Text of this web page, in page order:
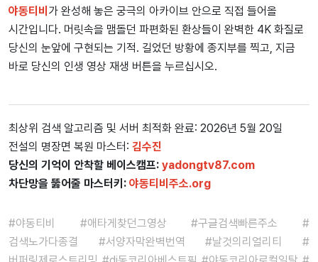
야동티비 가 완성해 놓은 궁극의 아카이브 안으로 직접 들어올
시간입니다. 머릿속을 맴돌던 파편화된 환상들이 완벽한 4K 화질로
당신의 눈앞에 구현되는 기적. 길었던 방황에 종지부를 찍고, 지금
바로 당신의 인생 영상 재생 버튼을 누르십시오.
최상위 검색 알고리즘 및 서버 최적화 완료: 2026년 5월 20일
전설의 명장면 복원 마스터: 김수진
당신의 기억이 안착할 베이스캠프: yadongtv87.com
차단망을 뚫어줄 마스터키: 야동티비주소.org
#야동티비 #애타게찾던그영상 #구글검색빠른주소 #
검색노가다종결 #서양자막완벽번역 #날것의리얼리티 #